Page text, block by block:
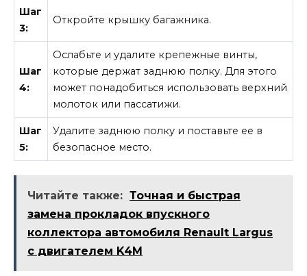
Шаг
3:
Откройте крышку багажника.
Шаг
4:
Ослабьте и удалите крепежные винты,
которые держат заднюю полку. Для этого
может понадобиться использовать верхний
молоток или пассатижи.
Шаг
5:
Удалите заднюю полку и поставьте ее в
безопасное место.
Читайте также: Точная и быстрая
замена прокладок впускного
коллектора автомобиля Renault Largus
с двигателем K4M